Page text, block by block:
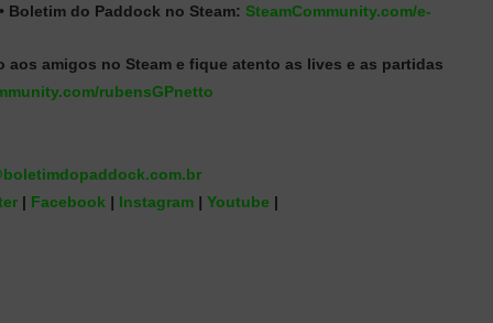
Boletim do Paddock no Steam: SteamCommunity.com/e-
aos amigos no Steam e fique atento as lives e as partidas
rubensGPnetto
| Facebook | Instagram | Youtube |